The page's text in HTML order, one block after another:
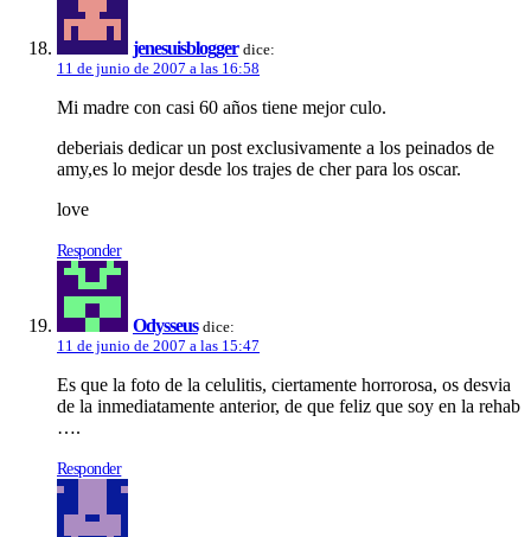
jenesuisblogger dice:
11 de junio de 2007 a las 16:58
Mi madre con casi 60 años tiene mejor culo.
deberiais dedicar un post exclusivamente a los peinados de
amy,es lo mejor desde los trajes de cher para los oscar.
love
Responder
Odysseus dice:
11 de junio de 2007 a las 15:47
Es que la foto de la celulitis, ciertamente horrorosa, os desvia
de la inmediatamente anterior, de que feliz que soy en la rehab
….
Responder